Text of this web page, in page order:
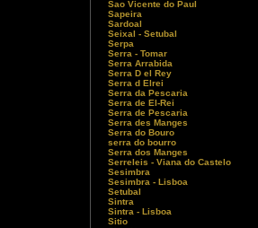
Sao Vicente do Paul
Sapeira
Sardoal
Seixal - Setubal
Serpa
Serra - Tomar
Serra Arrabida
Serra D el Rey
Serra d Elrei
Serra da Pescaria
Serra de El-Rei
Serra de Pescaria
Serra des Manges
Serra do Bouro
serra do bourro
Serra dos Manges
Serreleis - Viana do Castelo
Sesimbra
Sesimbra - Lisboa
Setubal
Sintra
Sintra - Lisboa
Sitio